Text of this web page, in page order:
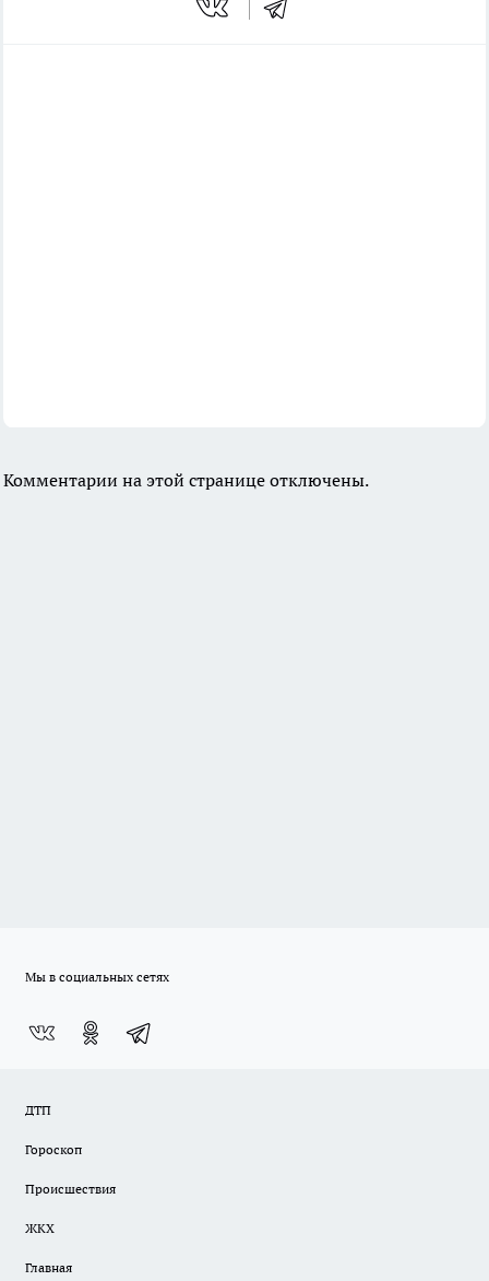
Комментарии на этой странице отключены.
Мы в социальных сетях
ДТП
Гороскоп
Происшествия
ЖКХ
Главная